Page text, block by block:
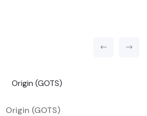
Origin (GOTS)